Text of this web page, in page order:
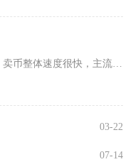
03-22
07-14